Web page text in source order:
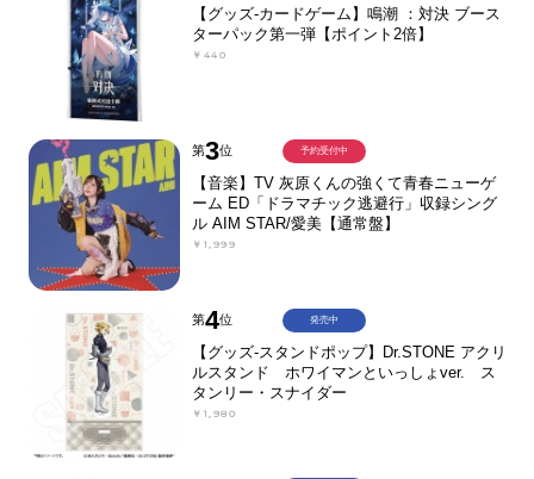
【グッズ-カードゲーム】鳴潮 ：対決 ブース
ターパック第一弾【ポイント2倍】
￥440
第3位
【音楽】TV 灰原くんの強くて青春ニューゲ
ーム ED「ドラマチック逃避行」収録シング
ル AIM STAR/愛美【通常盤】
￥1,999
予約受付中
第4位
【グッズ-スタンドポップ】Dr.STONE アクリ
ルスタンド ホワイマンといっしょver. ス
タンリー・スナイダー
￥1,980
発売中